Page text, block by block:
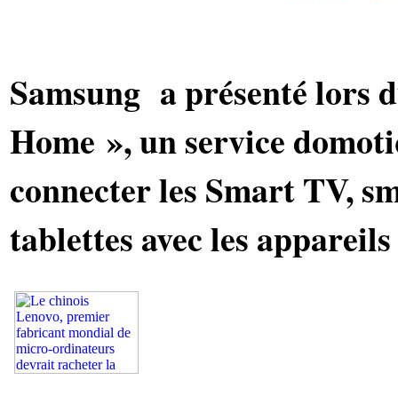
Samsung a présenté lors
Home », un service
connecter les Smart TV,
tablettes avec les